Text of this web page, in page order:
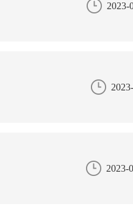
2023-
2023-